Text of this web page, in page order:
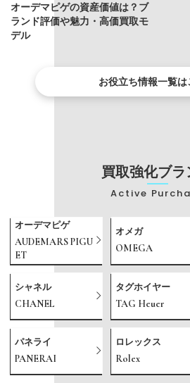
オーデマピゲの資産価値は？ブ
ランド評価や魅力・高価買取モ
デル
お役立ち情報一覧は
買取強化ブラ
Active
オーデマピゲ
AUDEMARS PIGU
ET
オメガ
OMEGA
シャネル
CHANEL
タグホイヤー
TAG Heuer
パネライ
PANERAI
ロレックス
Rolex